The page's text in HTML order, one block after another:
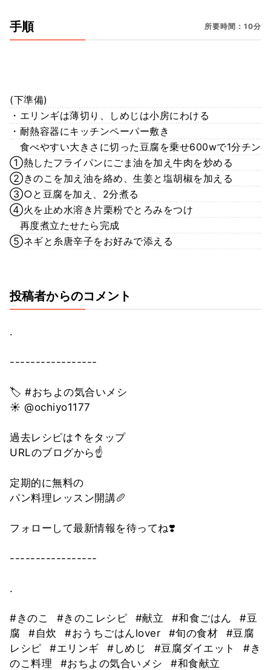
手順 所要時間：10分
(下準備)
・エリンギは薄切り、しめじは小房にわける
・耐熱容器にキッチンペーパー敷き
食べやすい大きさに切った豆腐を乗せ600wで1分チン
①熱したフライパンにごま油を加え牛肉を炒める
②きのこを加え油を絡め、生姜と塩胡椒を加える
③○と豆腐を加え、2分煮る
④火を止め水溶き片栗粉でとろみをつけ
再度煮立たせたら完成
⑤ネギと糸唐辛子をお好みで添える
投稿者からのコメント
.
-----------------
🏷 #おちよの気合いメシ
☀️ @ochiyo1177
過去レシピは↑をタップ
URLのブログから☝️
定期的に無料の
パン料理レッスン開講🥖
フォローして最新情報を待ってね❣️
-----------------
.
#きのこ #きのこレシピ #献立 #和食ごはん
#豆
腐
#自炊 #おうちごはんlover #旬の食材
#豆腐
レシピ
#エリンギ #しめじ #豆腐ダイエット
#き
のこ料理
#おちよの気合いメシ #和食献立